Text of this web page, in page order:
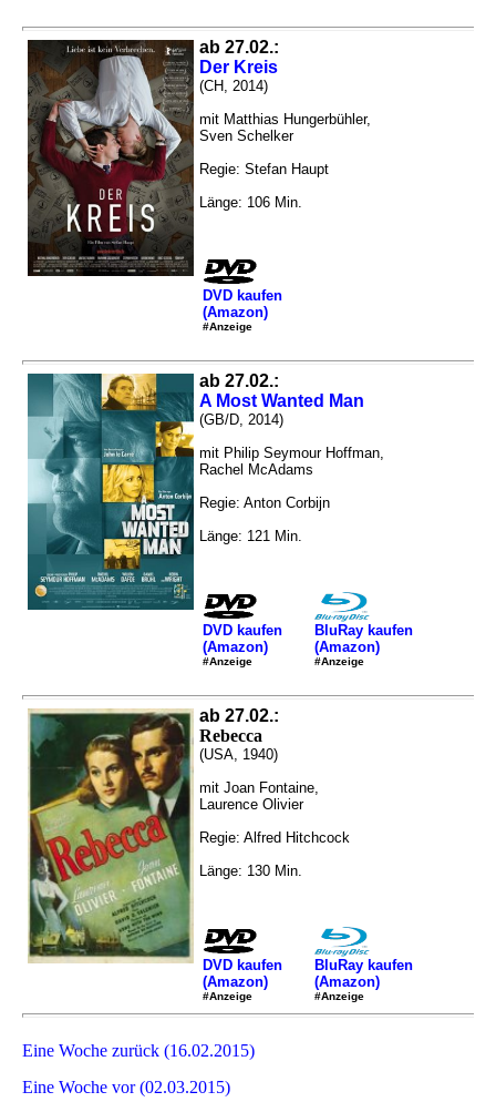
ab 27.02.:
Der Kreis
(CH, 2014)
mit Matthias Hungerbühler,
Sven Schelker
Regie: Stefan Haupt
Länge: 106 Min.
DVD kaufen
(Amazon)
#Anzeige
ab 27.02.:
A Most Wanted Man
(GB/D, 2014)
mit Philip Seymour Hoffman,
Rachel McAdams
Regie: Anton Corbijn
Länge: 121 Min.
DVD kaufen
(Amazon)
#Anzeige
BluRay kaufen
(Amazon)
#Anzeige
ab 27.02.:
Rebecca
(USA, 1940)
mit Joan Fontaine,
Laurence Olivier
Regie: Alfred Hitchcock
Länge: 130 Min.
DVD kaufen
(Amazon)
#Anzeige
BluRay kaufen
(Amazon)
#Anzeige
Eine Woche zurück (16.02.2015)
Eine Woche vor (02.03.2015)